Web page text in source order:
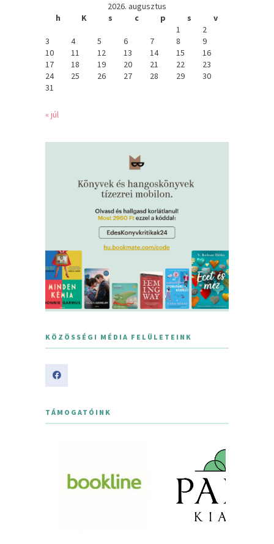
2026. augusztus
h
K s c p s
v
1
2
3
4 5 6 7 8
9
10
11 12 13 14 15
16
17
18 19 20 21 22
23
24
25 26 27 28 29
30
31
« júl
KÖZÖSSÉGI MÉDIA FELÜLETEINK
TÁMOGATÓINK